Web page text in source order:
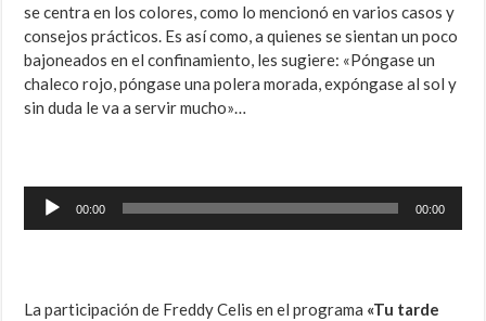
se centra en los colores, como lo mencionó en varios casos y
consejos prácticos. Es así como, a quienes se sientan un poco
bajoneados en el confinamiento, les sugiere: «Póngase un
chaleco rojo, póngase una polera morada, expóngase al sol y
sin duda le va a servir mucho»…
Reproductor
00:00 00:00
La participación de Freddy Celis en el programa «Tu tarde